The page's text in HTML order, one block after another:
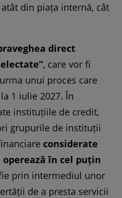
atât din piața internă, cât
direct
, care vor fi
unui proces care
1 iulie 2027. În
instituțiile de credit,
grupurile de instituții
considerate
în cel puțin
prin intermediul unor
de a presta servicii